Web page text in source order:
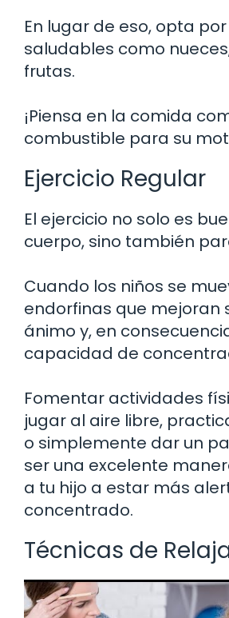
En lugar de eso, opta
saludables como
frutas.
¡Piensa en la comida
combustible para su
Ejercicio Regular
El ejercicio no solo es
cuerpo, sino también
Cuando los niños se
endorfinas que mejoran
ánimo y, en
capacidad de
Fomentar actividades
jugar al aire libre,
o simplemente dar un
ser una excelente
a tu hijo a estar más
concentrado.
Técnicas de